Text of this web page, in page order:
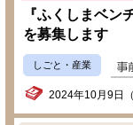
『ふくしまベン
を募集します
しごと・産業
2024年10月9日